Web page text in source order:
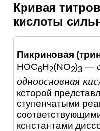
Кривая
кислоты
Пикриновая
HOC6H2(NO2)3 —
одноосновная
которой
ступенчатыми
константами